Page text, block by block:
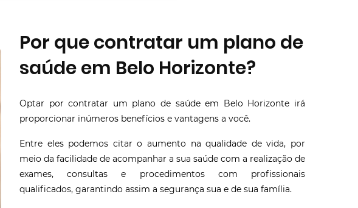
Por que contratar um plano de
saúde em Belo Horizonte?
Optar por contratar um plano de saúde em Belo Horizonte irá
proporcionar inúmeros benefícios e vantagens a você.
Entre eles podemos citar o aumento na qualidade de vida, por
meio da facilidade de acompanhar a sua saúde com a realização de
exames, consultas e procedimentos com profissionais
qualificados, garantindo assim a segurança sua e de sua família.